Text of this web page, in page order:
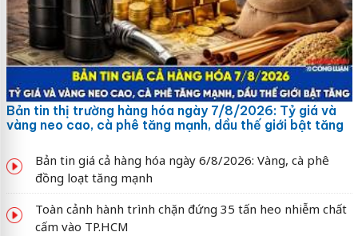
Bản tin thị trường hàng hóa ngày 7/8/2026: Tỷ giá và
vàng neo cao, cà phê tăng mạnh, dầu thế giới bật tăng
Bản tin giá cả hàng hóa ngày 6/8/2026: Vàng, cà phê
đồng loạt tăng mạnh
Toàn cảnh hành trình chặn đứng 35 tấn heo nhiễm chất
cấm vào TP.HCM